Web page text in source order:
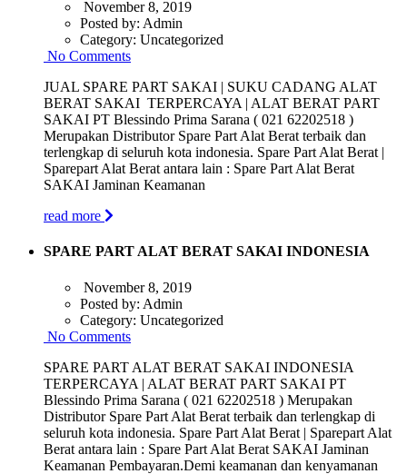
November 8, 2019
Posted by: Admin
Category: Uncategorized
No Comments
JUAL SPARE PART SAKAI | SUKU CADANG ALAT
BERAT SAKAI TERPERCAYA | ALAT BERAT PART
SAKAI PT Blessindo Prima Sarana ( 021 62202518 )
Merupakan Distributor Spare Part Alat Berat terbaik dan
terlengkap di seluruh kota indonesia. Spare Part Alat Berat |
Sparepart Alat Berat antara lain : Spare Part Alat Berat
SAKAI Jaminan Keamanan
read more
SPARE PART ALAT BERAT SAKAI INDONESIA
November 8, 2019
Posted by: Admin
Category: Uncategorized
No Comments
SPARE PART ALAT BERAT SAKAI INDONESIA
TERPERCAYA | ALAT BERAT PART SAKAI PT
Blessindo Prima Sarana ( 021 62202518 ) Merupakan
Distributor Spare Part Alat Berat terbaik dan terlengkap di
seluruh kota indonesia. Spare Part Alat Berat | Sparepart Alat
Berat antara lain : Spare Part Alat Berat SAKAI Jaminan
Keamanan Pembayaran.Demi keamanan dan kenyamanan